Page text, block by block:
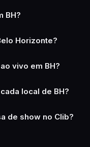
BH?
Horizonte?
vivo em BH?
local de BH?
de show no Clib?